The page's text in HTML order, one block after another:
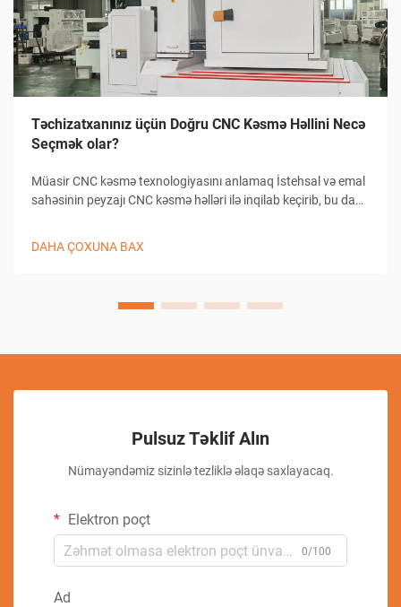
Təchizatxanınız üçün Doğru CNC Kəsmə Həllini Necə
Seçmək olar?
Müasir CNC kəsmə texnologiyasını anlamaq İstehsal və emal
sahəsinin peyzajı CNC kəsmə həlləri ilə inqilab keçirib, bu da
birləşmiş...
DAHA ÇOXUNA BAX
Pulsuz Təklif Alın
Nümayəndəmiz sizinlə tezliklə əlaqə saxlayacaq.
Elektron poçt
0/100
Ad